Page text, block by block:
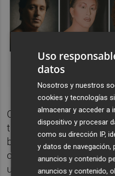
Cada noche dedicaba
transformarse. Primero
blanca sobre la que
cada personaje que
una fotocopia de un
Uso
datos
Nosotros y nuestros
cookies y tecnologías
almacenar y acceder a
dispositivo y procesar
como su dirección IP,
y datos de navegación,
anuncios y contenido
anuncios y contenido,